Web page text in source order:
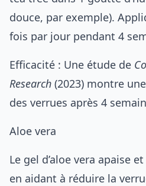
douce, par exemple).
fois par jour pendant 4
Efficacité : Une étude de
Research (2023) montre
des verrues après 4
Aloe vera
Le gel d’aloe vera apaise
en aidant à réduire la